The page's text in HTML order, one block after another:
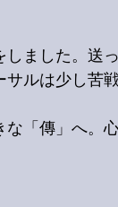
しました。送
サルは少し苦
な「傳」へ。